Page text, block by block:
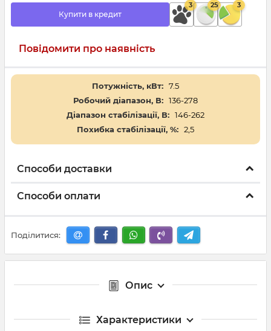
Купити в кредит
3 25 3
Повідомити про наявність
Потужність, кВт: 7.5
Робочий діапазон, В: 136-278
Діапазон стабілізації, В: 146-262
Похибка стабілізації, %: 2,5
Способи доставки
Способи оплати
Поділитися:
Опис
Характеристики